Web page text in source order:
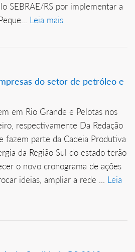
SEBRAE/RS por implementar a
Leia mais
do setor de petróleo e
em Rio Grande e Pelotas nos
respectivamente Da Redação
fazem parte da Cadeia Produtiva
da Região Sul do estado terão
o novo cronograma de ações
ideias, ampliar a rede ... Leia